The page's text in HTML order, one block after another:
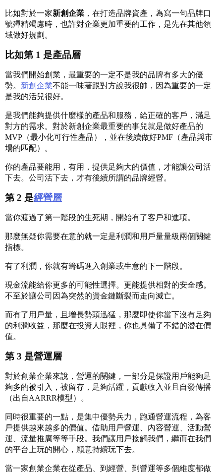
比如對於一家新創企業 ，在打造品牌資產，為寫一句品牌口
號殫精竭慮時，也許對企業更加重要的工作，是先在其他領
域做好規劃。
比如第 1 是產品層
當我們開始創業，最重要的一定不是我的品牌有多大的優
勢。 新創企業不能一味著跟對方說我很帥，因為重要的一定
是我的活兒很好。
是我們能夠提供什麼樣的產品和服務，給正確的客戶，滿足
對方的需求。對於新創企業最重要的事兒就是做好產品的
MVP（最小化可行性產品），並在後續做好PMF（產品與市
場的匹配）。
你的產品要能用，有用，提供足夠大的價值，才能讓公司活
下去。公司活下去，才有後續所謂的品牌經營。
第 2 是經營層
當你渡過了第一階段的生死期，開始有了客戶和進項。
那麼無疑你需要在意的就一定是利潤和用戶量量級兩個關鍵
指標。
有了利潤，你就有籌碼進入創業或生意的下一階段。
現金流能給你更多的可能性選擇。更能提供相對的安全感。
不至於讓公司因為突然的資金鏈斷裂而走向滅亡。
而有了用戶量，且增長勢頭迅猛，那麼即使你當下沒有足夠
的利潤收益，那麼在投資人眼裡，你也具備了不錯的潛在價
值。
第 3 是營運層
對於創業企業來說，營運的關鍵，一部分是保證用戶能夠足
夠多的被引入，被留存，足夠活躍，貢獻收入並且自發傳播
（出自AARRR模型）。
同時很重要的一點，是集中優勢兵力，跑通營運流程，為客
戶提供越來越多的價值。借助用戶營運、內容營運、活動營
運、流量推廣等等手段。我們讓用戶接觸我們，繼而在我們
的平台上玩的開心，願意持續玩下去。
當一家創業企業在從產品、到經營、到營運等多個維度都做